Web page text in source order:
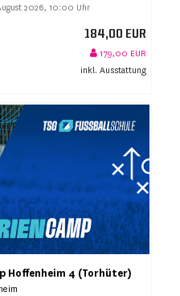
2026, 10:00 Uhr
184,00 EUR
179,00 EUR
inkl. Ausstattung
Hoffenheim 4 (Torhüter)